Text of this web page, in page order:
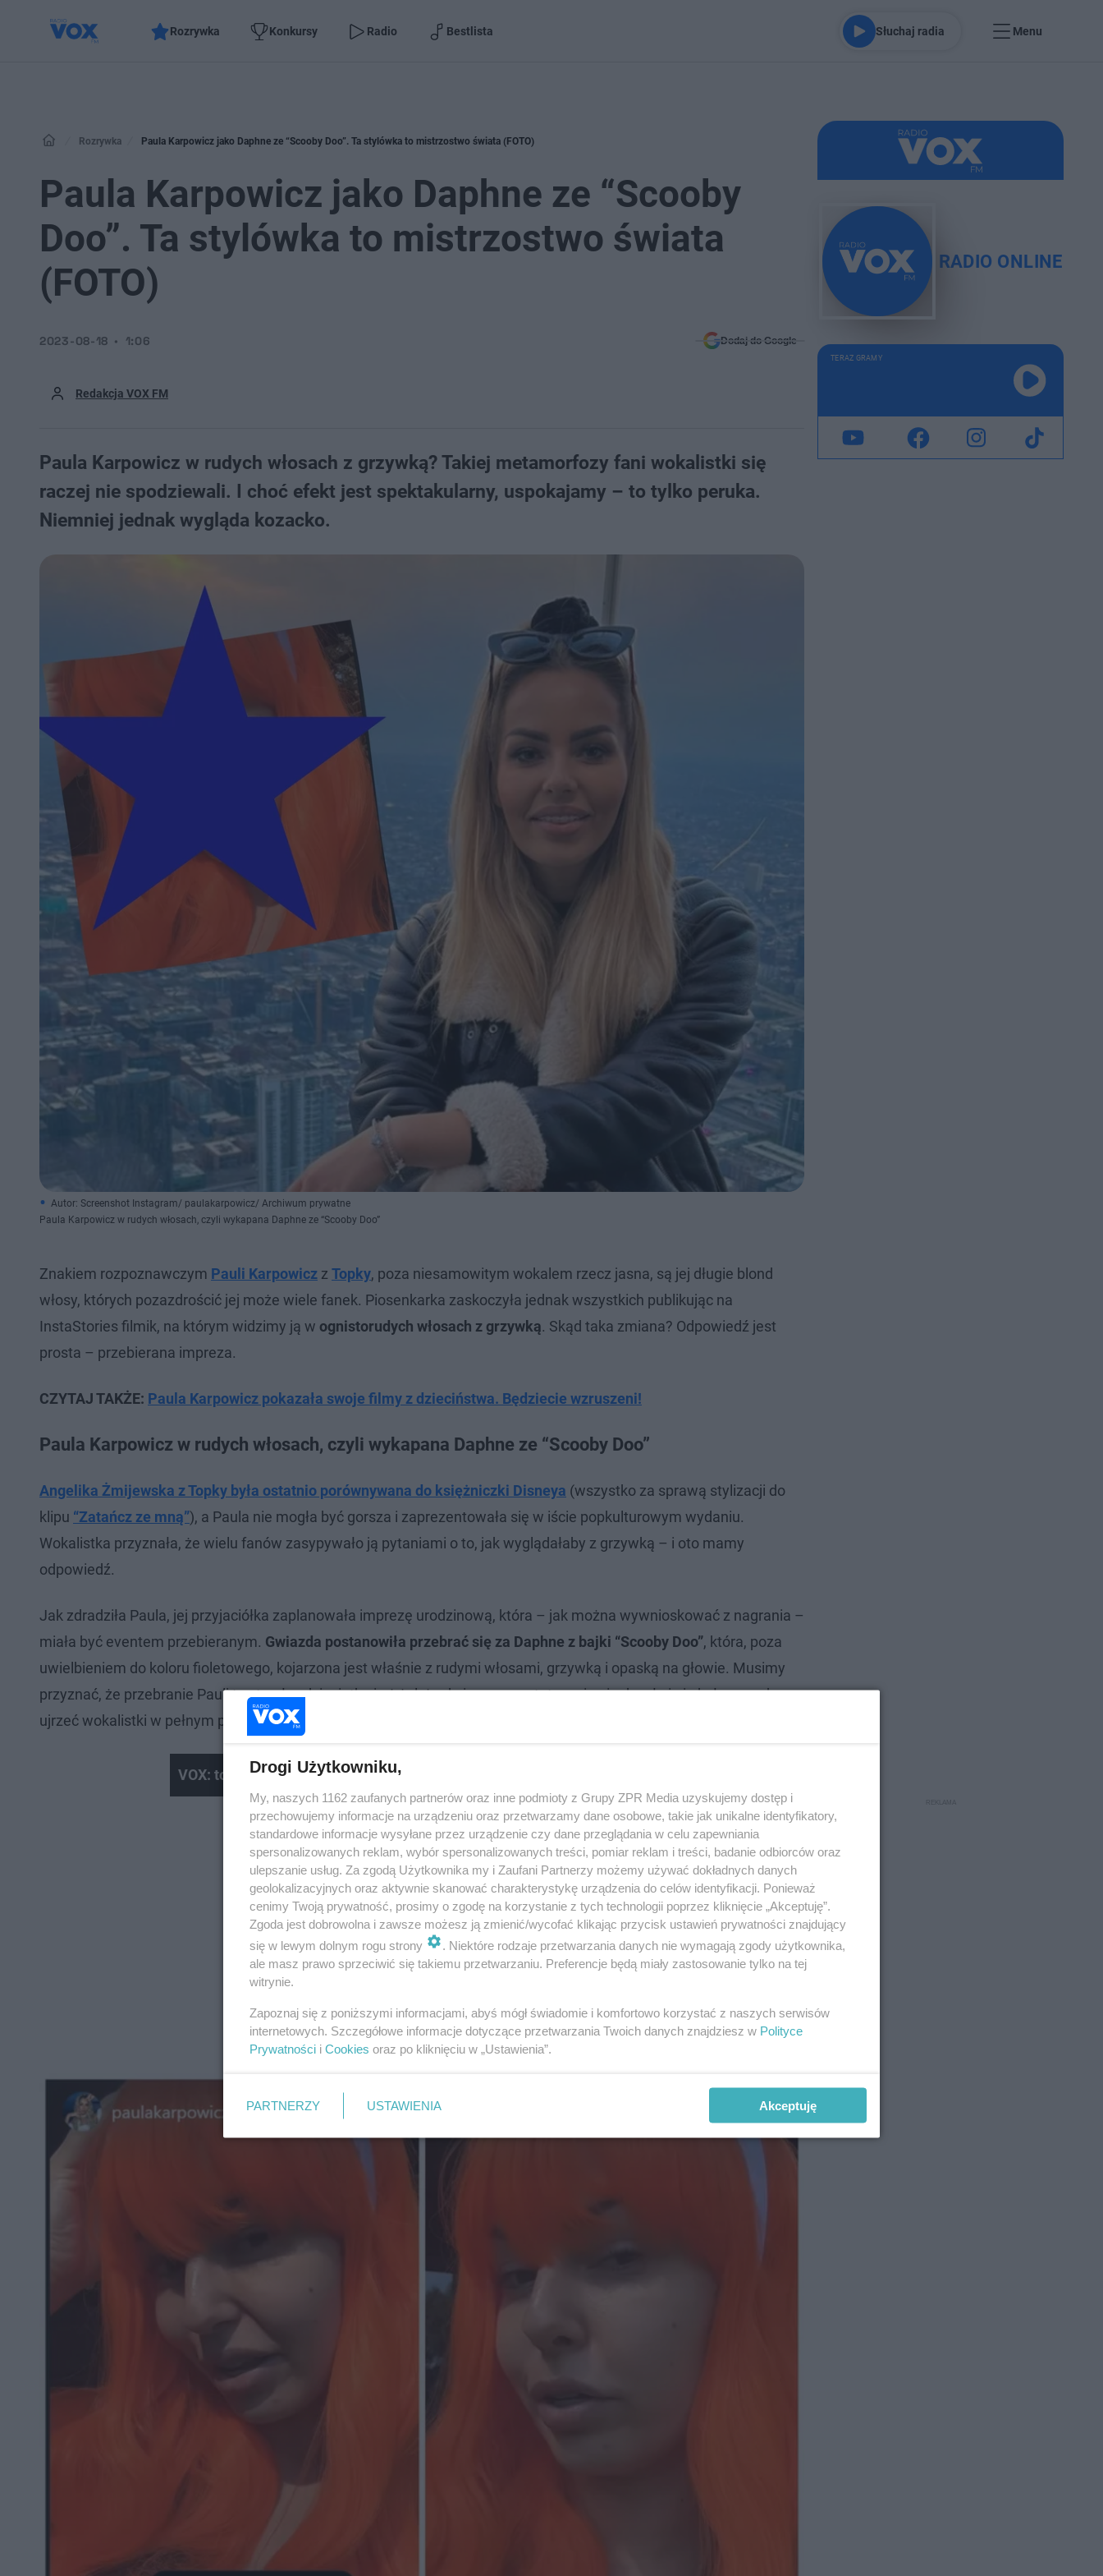
Rozrywka Konkursy Radio Bestlista Słuchaj radia Menu
Rozrywka Paula Karpowicz jako Daphne ze “Scooby Doo”. Ta stylówka to mistrzostwo świata (FOTO)
Paula Karpowicz jako Daphne ze “Scooby
Doo”. Ta stylówka to mistrzostwo świata
(FOTO)
Redakcja VOX FM
2023-08-18 1:06 Dodaj do Google
Paula Karpowicz w rudych włosach z grzywką? Takiej metamorfozy fani wokalistki się
raczej nie spodziewali. I choć efekt jest spektakularny, uspokajamy – to tylko peruka.
Niemniej jednak wygląda kozacko.
Autor: Screenshot Instagram/ paulakarpowicz/ Archiwum prywatne
Paula Karpowicz w rudych włosach, czyli wykapana Daphne ze “Scooby Doo”
Znakiem rozpoznawczym Pauli Karpowicz z Topky, poza niesamowitym wokalem rzecz jasna, są jej długie blond
włosy, których pozazdrościć jej może wiele fanek. Piosenkarka zaskoczyła jednak wszystkich publikując na
InstaStories filmik, na którym widzimy ją w ognistorudych włosach z grzywką. Skąd taka zmiana? Odpowiedź jest
prosta – przebierana impreza.
CZYTAJ TAKŻE: Paula Karpowicz pokazała swoje filmy z dzieciństwa. Będziecie wzruszeni!
Paula Karpowicz w rudych włosach, czyli wykapana Daphne ze “Scooby Doo”
Angelika Żmijewska z Topky była ostatnio porównywana do księżniczki Disneya (wszystko za sprawą stylizacji do
klipu “Zatańcz ze mną”), a Paula nie mogła być gorsza i zaprezentowała się w iście popkulturowym wydaniu.
Wokalistka przyznała, że wielu fanów zasypywało ją pytaniami o to, jak wyglądałaby z grzywką – i oto mamy
odpowiedź.
Jak zdradziła Paula, jej przyjaciółka zaplanowała imprezę urodzinową, która – jak można wywnioskować z nagrania –
miała być eventem przebieranym. Gwiazda postanowiła przebrać się za Daphne z bajki “Scooby Doo”, która, poza
uwielbieniem do koloru fioletowego, kojarzona jest właśnie z rudymi włosami, grzywką i opaską na głowie. Musimy
przyznać, że przebranie Pauli to strzał w dziesiątkę i aż żal, że do imprezy ostatecznie nie doszło i nie było nam dane
ujrzeć wokalistki w pełnym przebraniu.
VOX: torebkowe skarby
RADIO ONLINE
TERAZ GRAMY
Drogi Użytkowniku,
My, naszych 1162 zaufanych partnerów oraz inne podmioty z Grupy ZPR Media uzyskujemy dostęp i
przechowujemy informacje na urządzeniu oraz przetwarzamy dane osobowe, takie jak unikalne identyfikatory,
standardowe informacje wysyłane przez urządzenie czy dane przeglądania w celu zapewniania
spersonalizowanych reklam, wybór spersonalizowanych treści, pomiar reklam i treści, badanie odbiorców oraz
ulepszanie usług. Za zgodą Użytkownika my i Zaufani Partnerzy możemy używać dokładnych danych
geolokalizacyjnych oraz aktywnie skanować charakterystykę urządzenia do celów identyfikacji. Ponieważ
cenimy Twoją prywatność, prosimy o zgodę na korzystanie z tych technologii poprzez kliknięcie „Akceptuję”.
Zgoda jest dobrowolna i zawsze możesz ją zmienić/wycofać klikając przycisk ustawień prywatności znajdujący
się w lewym dolnym rogu strony
. Niektóre rodzaje przetwarzania danych nie wymagają zgody użytkownika,
ale masz prawo sprzeciwić się takiemu przetwarzaniu. Preferencje będą miały zastosowanie tylko na tej
witrynie.
Zapoznaj się z poniższymi informacjami, abyś mógł świadomie i komfortowo korzystać z naszych serwisów
internetowych. Szczegółowe informacje dotyczące przetwarzania Twoich danych znajdziesz w Polityce
Prywatności i Cookies oraz po kliknięciu w „Ustawienia”.
PARTNERZY USTAWIENIA Akceptuję